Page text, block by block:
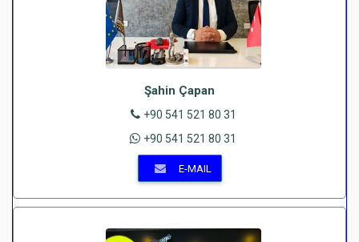
Şahin Çapan
+90 541 521 80 31
+90 541 521 80 31
E-MAIL